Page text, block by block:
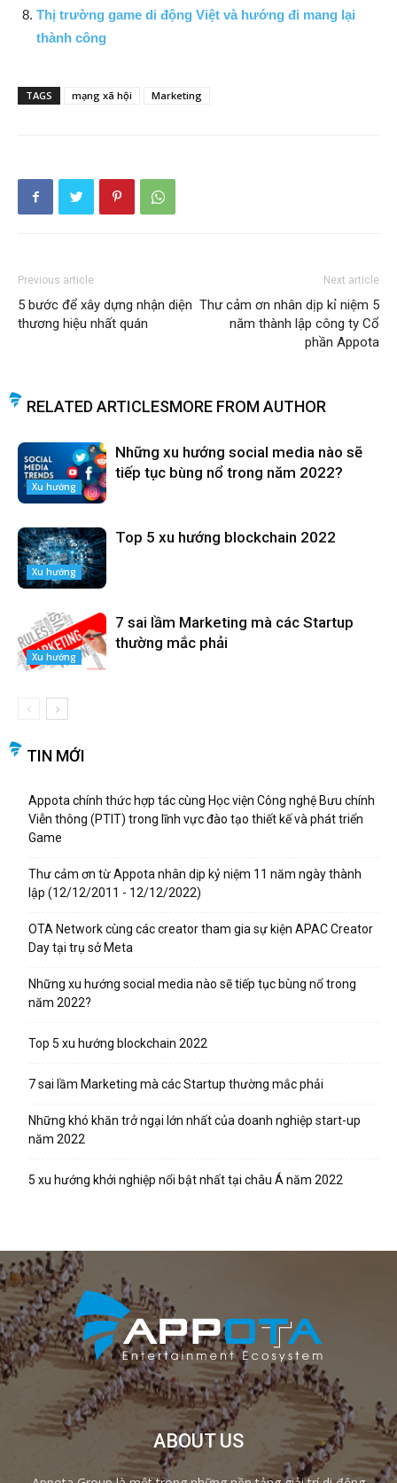
Thị trường game di động Việt và hướng đi mang lại
thành công
TAGS mạng xã hội Marketing
Previous article
5 bước để xây dựng nhận diện
thương hiệu nhất quán
Next article
Thư cảm ơn nhân dịp kỉ niệm 5
năm thành lập công ty Cổ
phần Appota
RELATED ARTICLESMORE FROM AUTHOR
Xu hướng
Những xu hướng social media nào sẽ
tiếp tục bùng nổ trong năm 2022?
Xu hướng
Top 5 xu hướng blockchain 2022
Xu hướng
7 sai lầm Marketing mà các Startup
thường mắc phải
TIN MỚI
Appota chính thức hợp tác cùng Học viện Công nghệ Bưu chính
Viễn thông (PTIT) trong lĩnh vực đào tạo thiết kế và phát triển
Game
Thư cảm ơn từ Appota nhân dịp kỷ niệm 11 năm ngày thành
lập (12/12/2011 - 12/12/2022)
OTA Network cùng các creator tham gia sự kiện APAC Creator
Day tại trụ sở Meta
Những xu hướng social media nào sẽ tiếp tục bùng nổ trong
năm 2022?
Top 5 xu hướng blockchain 2022
7 sai lầm Marketing mà các Startup thường mắc phải
Những khó khăn trở ngại lớn nhất của doanh nghiệp start-up
năm 2022
5 xu hướng khởi nghiệp nổi bật nhất tại châu Á năm 2022
ABOUT US